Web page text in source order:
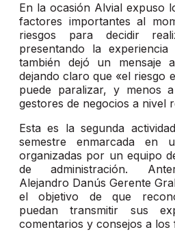
En la ocasión Alvial expuso
factores importantes al
riesgos para decidir
presentando la
también dejó un mensaje
dejando claro que «el riesgo
puede paralizar, y menos
gestores de negocios a nivel
Esta es la segunda
semestre enmarcada en
organizadas por un equipo
de administración.
Alejandro Danús Gerente
el objetivo de que
puedan transmitir sus
comentarios y consejos a